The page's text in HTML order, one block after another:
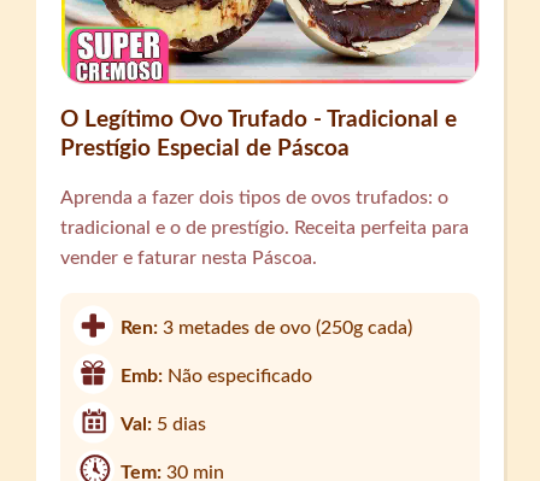
O Legítimo Ovo Trufado - Tradicional e
Prestígio Especial de Páscoa
Aprenda a fazer dois tipos de ovos trufados: o
tradicional e o de prestígio. Receita perfeita para
vender e faturar nesta Páscoa.
Ren:3 metades de ovo (250g cada)
Emb: Não especificado
Val: 5 dias
Tem:30 min